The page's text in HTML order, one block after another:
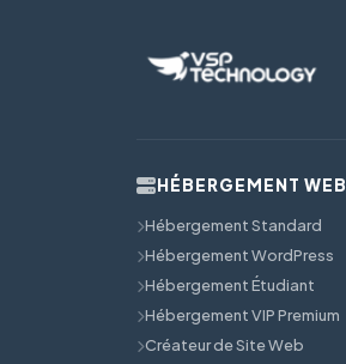
HÉBERGEMENT WEB
Hébergement Standard
Hébergement WordPress
Hébergement Étudiant
Hébergement VIP Premium
Créateur de Site Web